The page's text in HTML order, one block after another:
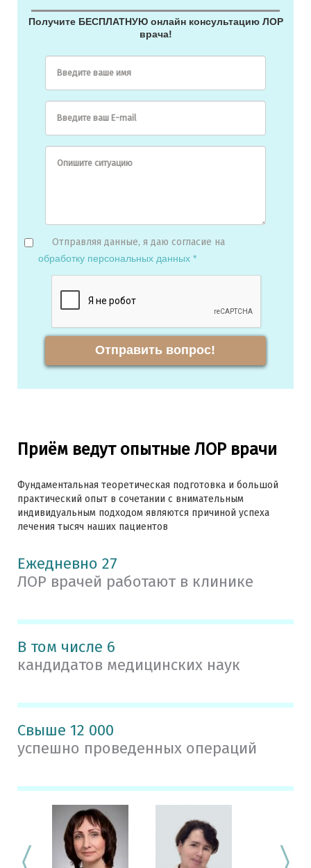
Получите БЕСПЛАТНУЮ онлайн консультацию ЛОР
врача!
Введите ваше имя
Введите ваш E-mail
Опишите ситуацию
Отправляя данные, я даю согласие на
обработку персональных данных *
Отправить вопрос!
Приём ведут опытные ЛОР врачи
Фундаментальная теоретическая подготовка и большой
практический опыт в сочетании с внимательным
индивидуальным подходом являются причиной успеха
лечения тысяч наших пациентов
Ежедневно 27
ЛОР врачей работают в клинике
В том числе 6
кандидатов медицинских наук
Свыше 12 000
успешно проведенных операций